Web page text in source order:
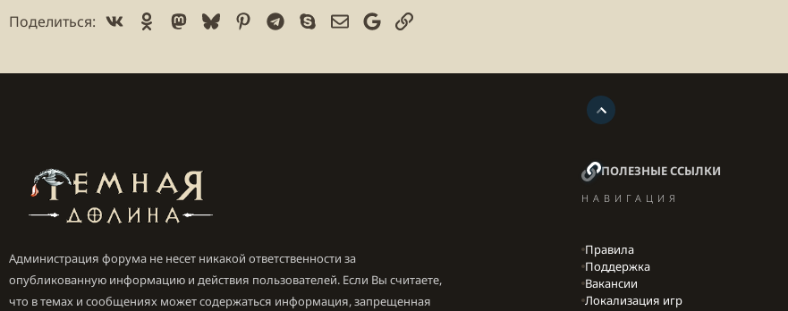
Поделиться: Vk Ok Mastodon
BlueskyPinterest
Telegram
SkypeЭлектронная почта
GoogleСсылка
Администрация форума не несет никакой ответственности за
опубликованную информацию и действия пользователей. Если Вы считаете,
что в темах и сообщениях может содержаться информация, запрещенная
ПОЛЕЗНЫЕ ССЫЛКИ
НАВИГАЦИЯ
Правила
Поддержка
Вакансии
Локализация игр